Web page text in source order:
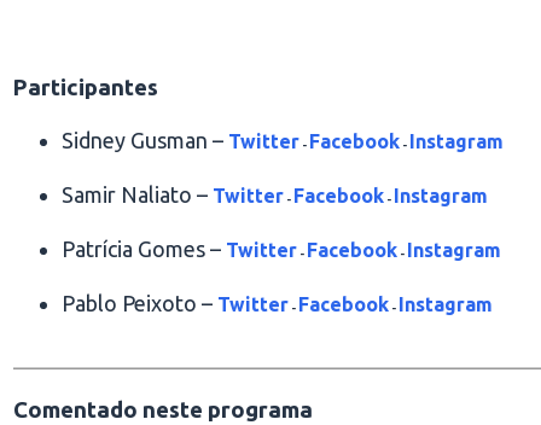
Participantes
Sidney Gusman – Twitter - Facebook - Instagram
Samir Naliato – Twitter - Facebook - Instagram
Patrícia Gomes – Twitter - Facebook - Instagram
Pablo Peixoto – Twitter - Facebook - Instagram
Comentado neste programa